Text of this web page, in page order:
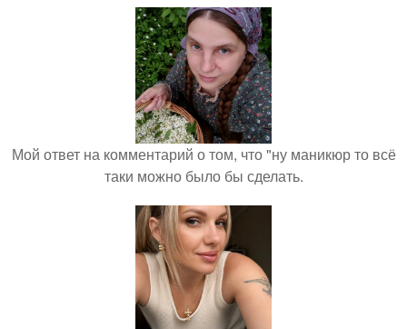
Мой ответ на комментарий о том, что "ну маникюр то всё
таки можно было бы сделать.